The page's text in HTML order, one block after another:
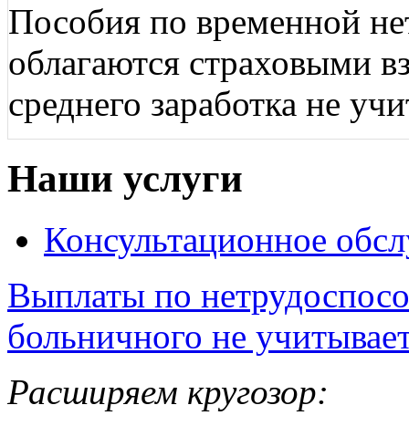
Пособия по временной
облагаются страховыми
среднего заработка не
Наши услуги
Консультационное
Выплаты по
больничного не
Расширяем кругозор: